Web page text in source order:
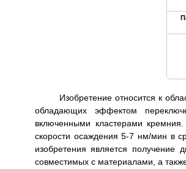
Изобретение относится к
обладающих эффектом
включенными кластерами
скорости осаждения 5-7 нм/мин в
изобретения является получение
совместимых с материалами, а